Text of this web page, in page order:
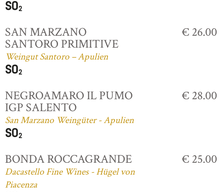
SAN MARZANO
SANTORO PRIMITIVE
Weingut Santoro – Apulien
€ 26.00
NEGROAMARO IL PUMO
IGP SALENTO
San Marzano Weingüter - Apulien
€ 28.00
BONDA ROCCAGRANDE
Dacastello Fine Wines - Hügel von
Piacenza
€ 25.00